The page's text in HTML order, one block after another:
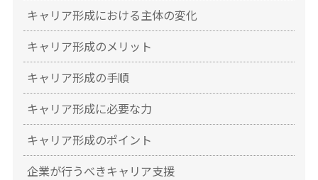
キャリア形成における主体の変化
キャリア形成のメリット
キャリア形成の手順
キャリア形成に必要な力
キャリア形成のポイント
企業が行うべきキャリア支援